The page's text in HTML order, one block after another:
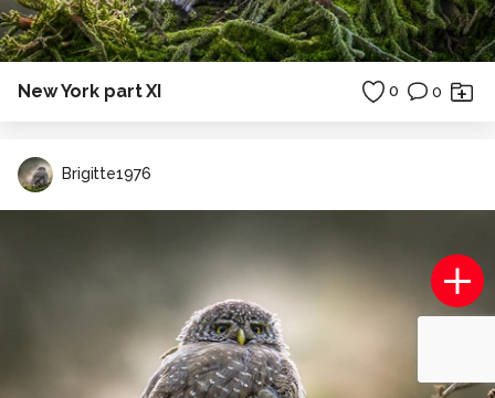
New York part XI 0 0
Brigitte1976